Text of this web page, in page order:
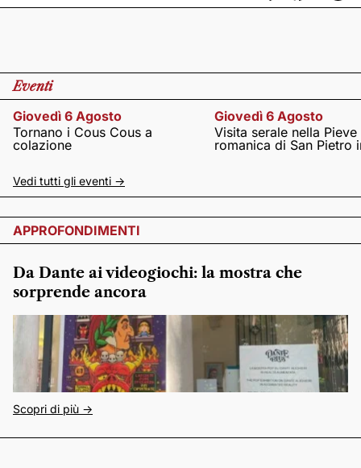
Eventi
Giovedì 6 Agosto
Tornano i Cous Cous a
colazione
Giovedì 6 Agosto
Visita serale nella Pieve
romanica di San Pietro
Vedi tutti gli eventi ->
APPROFONDIMENTI
Da Dante ai videogiochi: la mostra che
sorprende ancora
Scopri di più ->